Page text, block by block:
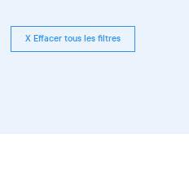
X Effacer tous les filtres